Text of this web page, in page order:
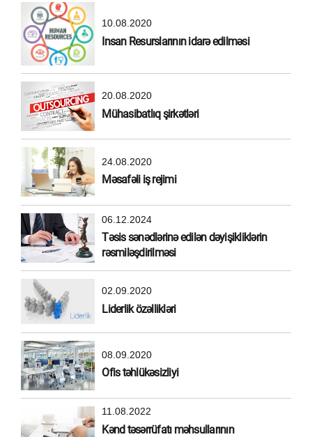
10.08.2020
Insan Resurslarının idarə edilməsi
20.08.2020
Mühasibatlıq şirkətləri
24.08.2020
Məsafəli iş rejimi
06.12.2024
Təsis sənədlərinə edilən dəyişikliklərin
rəsmiləşdirilməsi
02.09.2020
Liderlik özəllikləri
08.09.2020
Ofis təhlükəsizliyi
11.08.2022
Kənd təsərrüfatı məhsullarının